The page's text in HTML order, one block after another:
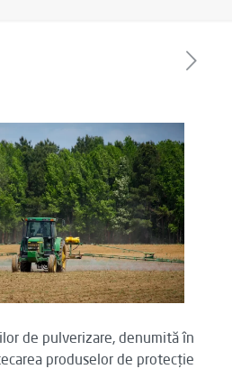
de pulverizare, denumită în
produselor de protecție